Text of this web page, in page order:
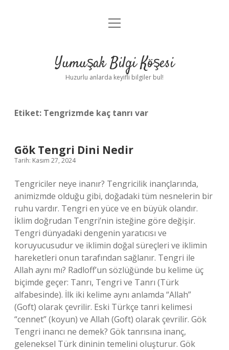
Anasayfa
Yasal Uyarı
menüyü
Yumuşak Bilgi Köşesi
Huzurlu anlarda keyifli bilgiler bul!
Etiket: Tengrizmde kaç tanrı var
Gök Tengri Dini Nedir
Tarih: Kasım 27, 2024
Tengriciler neye inanır? Tengricilik inançlarında,
animizmde olduğu gibi, doğadaki tüm nesnelerin bir
ruhu vardır. Tengri en yüce ve en büyük olandır.
İklim doğrudan Tengri’nin isteğine göre değişir.
Tengri dünyadaki dengenin yaratıcısı ve
koruyucusudur ve iklimin doğal süreçleri ve iklimin
hareketleri onun tarafından sağlanır. Tengri ile
Allah aynı mı? Radloff’un sözlüğünde bu kelime üç
biçimde geçer: Tanrı, Tengri ve Tanrı (Türk
alfabesinde). İlk iki kelime aynı anlamda “Allah”
(Goft) olarak çevrilir. Eski Türkçe tanri kelimesi
“cennet” (koyun) ve Allah (Goft) olarak çevrilir. Gök
Tengri inancı ne demek? Gök tanrısına inanç,
geleneksel Türk dininin temelini oluşturur. Gök